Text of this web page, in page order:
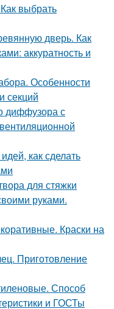
выбрать
дверь. Как
аккуратность и
Особенности
секций
диффузора с
как сделать
для стяжки
руками.
Краски на
Приготовление
Способ
и ГОСТы